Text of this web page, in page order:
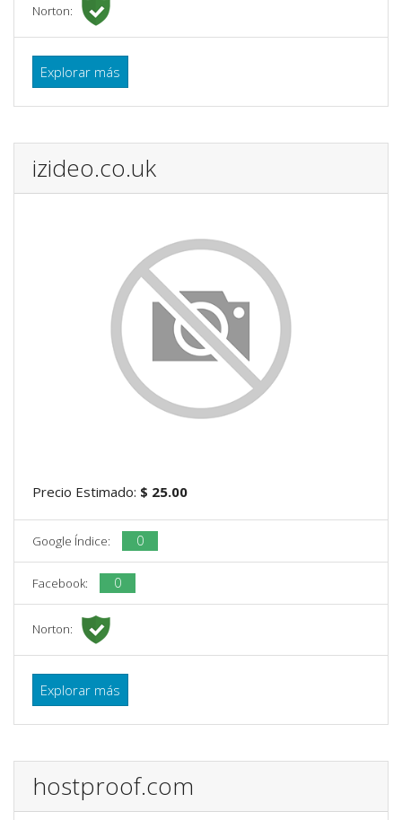
Norton:
Explorar más
izideo.co.uk
Precio Estimado: $ 25.00
Google Índice: 0
Facebook: 0
Norton:
Explorar más
hostproof.com